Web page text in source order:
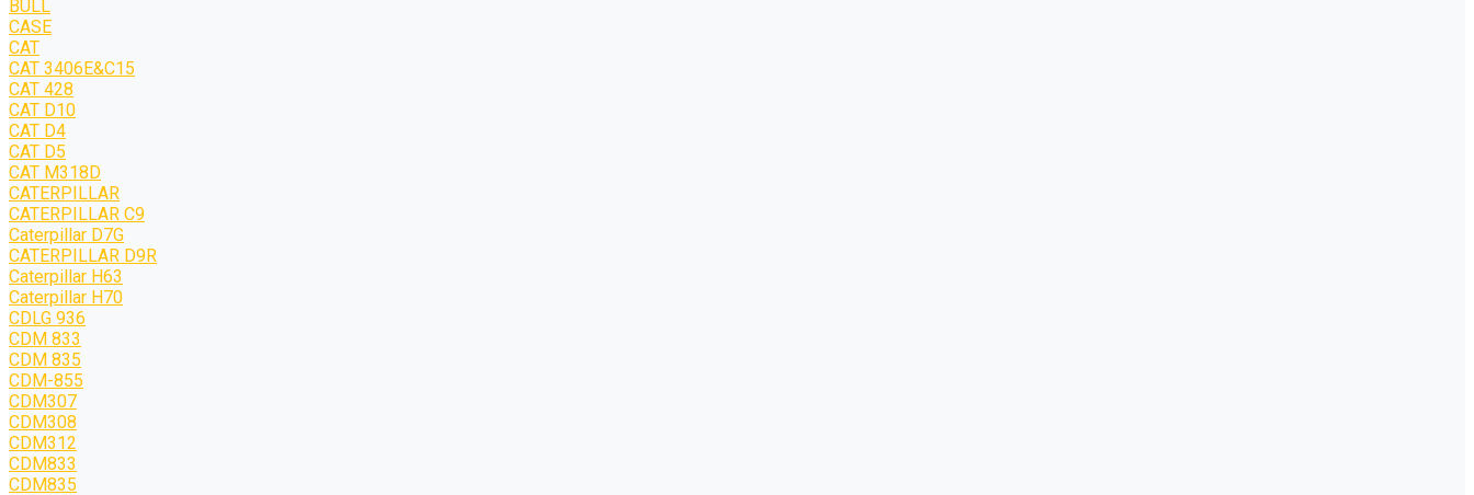
BULL
CASE
CAT
CAT 3406E&C15
CAT 428
CAT D10
CAT D4
CAT D5
CAT M318D
CATERPILLAR
CATERPILLAR C9
Caterpillar D7G
CATERPILLAR D9R
Caterpillar H63
Caterpillar H70
CDLG 936
CDM 833
CDM 835
CDM-855
CDM307
CDM308
CDM312
CDM833
CDM835